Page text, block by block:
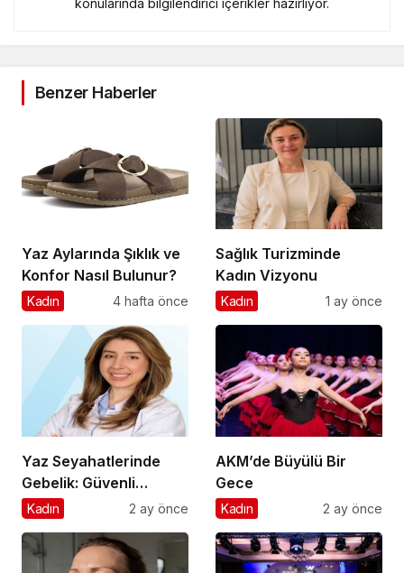
konularında bilgilendirici içerikler hazırlıyor.
Benzer Haberler
Yaz Aylarında Şıklık ve
Konfor Nasıl Bulunur?
Kadın 4 hafta önce
Sağlık Turizminde
Kadın Vizyonu
Kadın 1 ay önce
Yaz Seyahatlerinde
Gebelik: Güvenli
Yolculuk İçin 7 Altın
Kadın 2 ay önce
AKM’de Büyülü Bir
Gece
Kadın 2 ay önce